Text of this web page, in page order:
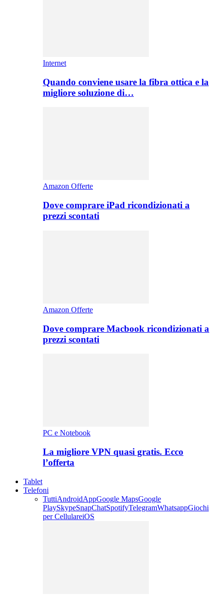
Internet
Quando conviene usare la fibra ottica e la
migliore soluzione di…
Amazon Offerte
Dove comprare iPad ricondizionati a
prezzi scontati
Amazon Offerte
Dove comprare Macbook ricondizionati a
prezzi scontati
PC e Notebook
La migliore VPN quasi gratis. Ecco
l’offerta
Tablet
Telefoni
TuttiAndroidAppGoogle MapsGoogle
PlaySkypeSnapChatSpotifyTelegramWhatsappGiochi
per CellulareiOS